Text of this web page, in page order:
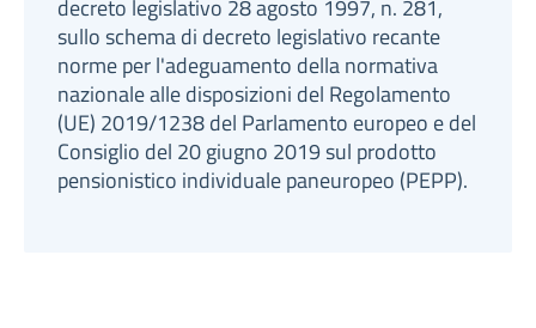
decreto legislativo 28 agosto 1997, n. 281,
sullo schema di decreto legislativo recante
norme per l'adeguamento della normativa
nazionale alle disposizioni del Regolamento
(UE) 2019/1238 del Parlamento europeo e del
Consiglio del 20 giugno 2019 sul prodotto
pensionistico individuale paneuropeo (PEPP).